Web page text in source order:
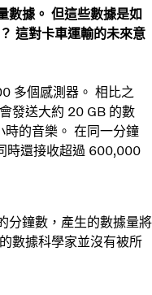
數據。 但這些數據是如
這對卡車運輸的未來意
多個感測器。 相比之
發送大約 20 GB 的數
的音樂。 在同一分鐘
時還接收超過 600,000
分鐘數，產生的數據量將
數據科學家並沒有被所